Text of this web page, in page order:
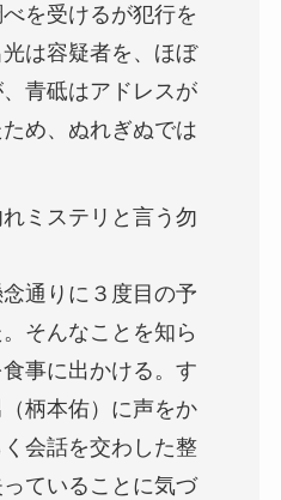
を受けるが犯行を
は容疑者を、ほぼ
青砥はアドレスが
め、ぬれぎぬでは
ミステリと言う勿
通りに３度目の予
そんなことを知ら
事に出かける。す
柄本佑）に声をか
会話を交わした整
ていることに気づ